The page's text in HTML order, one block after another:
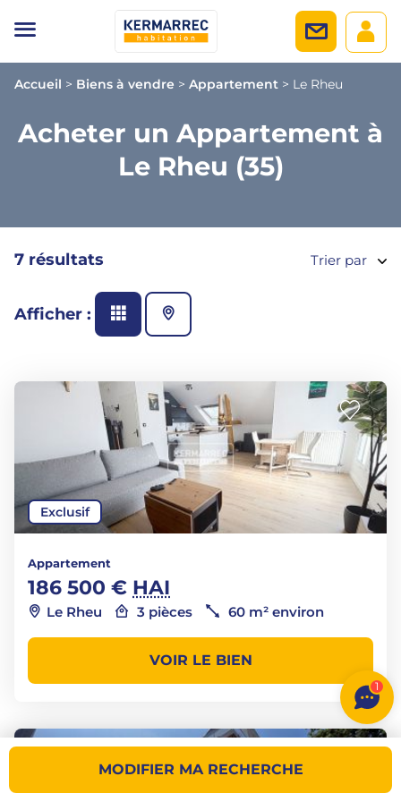
Accueil > Biens à vendre > Appartement > Le Rheu
Acheter un Appartement à
Le Rheu (35)
MODIFIER MA RECHERCHE
7 résultats Trier par
Afficher :
Exclusif
Appartement
186 500 € HAI
Le Rheu 3 pièces 60 m² environ
VOIR LE BIEN
1